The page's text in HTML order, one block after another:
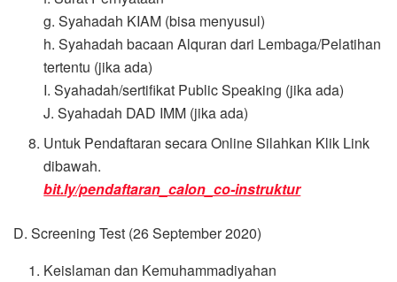
g. Syahadah KIAM (bisa menyusul)
h. Syahadah bacaan Alquran dari Lembaga/Pelatihan
tertentu (jika ada)
I. Syahadah/sertifikat Public Speaking (jika ada)
J. Syahadah DAD IMM (jika ada)
Untuk Pendaftaran secara Online Silahkan Klik Link
dibawah.
bit.ly/pendaftaran_calon_co-instruktur
D. Screening Test (26 September 2020)
Keislaman dan Kemuhammadiyahan